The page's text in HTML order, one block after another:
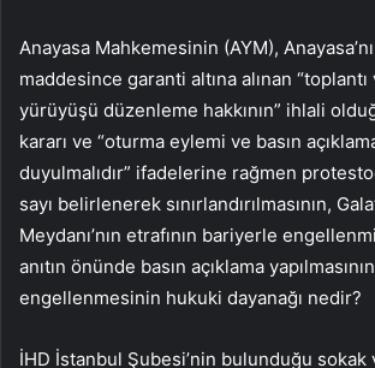
Anayasa Mahkemesinin (AYM),
maddesince garanti altına alınan
yürüyüşü düzenleme hakkının” ihlali
kararı ve “oturma eylemi ve basın
duyulmalıdır” ifadelerine rağmen
sayı belirlenerek sınırlandırılmasının,
Meydanı’nın etrafının bariyerle
anıtın önünde basın açıklama yapılmasının
engellenmesinin hukuki dayanağı nedir?
İHD İstanbul Şubesi’nin bulunduğu sokak